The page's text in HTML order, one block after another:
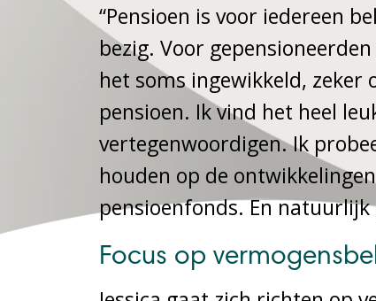
“Pensioen is voor iedereen
bezig. Voor
het soms ingewikkeld, zeker
pensioen. Ik vind het heel
vertegenwoordigen. Ik
houden op de
pensioenfonds. En
Focus op